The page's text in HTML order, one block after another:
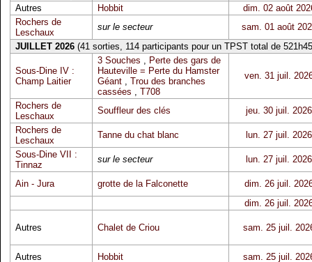
Autres
Hobbit
dim. 02 août
Rochers de
Leschaux
sur le secteur
sam. 01 août
JUILLET 2026(41 sorties, 114 participants pour un TPST total de
Sous-Dine IV :
Champ Laitier
3 Souches , Perte des gars de
Hauteville = Perte du Hamster
Géant, Trou des branches
cassées , T708
ven. 31 juil.
Rochers de
Leschaux
Souffleur des clés
jeu. 30 juil. 2026
Rochers de
Leschaux
Tanne du chat blanc
lun. 27 juil. 2026
Sous-Dine VII :
Tinnaz
sur le secteur lun. 27 juil. 2026
Ain - Jura grotte de la Falconette
dim. 26 juil.
dim. 26 juil.
Autres Chalet de Criou sam. 25 juil.
Autres Hobbit
sam. 25 juil.